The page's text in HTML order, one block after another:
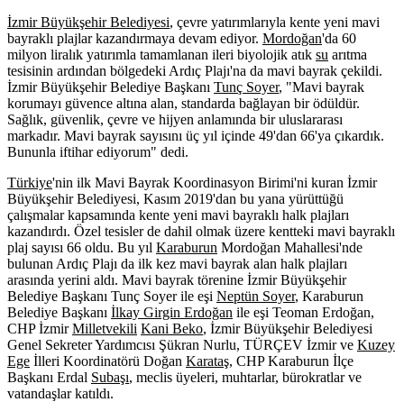
İzmir Büyükşehir Belediyesi, çevre yatırımlarıyla kente yeni mavi
bayraklı plajlar kazandırmaya devam ediyor. Mordoğan'da 60
milyon liralık yatırımla tamamlanan ileri biyolojik atık su arıtma
tesisinin ardından bölgedeki Ardıç Plajı'na da mavi bayrak çekildi.
İzmir Büyükşehir Belediye Başkanı Tunç Soyer, "Mavi bayrak
korumayı güvence altına alan, standarda bağlayan bir ödüldür.
Sağlık, güvenlik, çevre ve hijyen anlamında bir uluslararası
markadır. Mavi bayrak sayısını üç yıl içinde 49'dan 66'ya çıkardık.
Bununla iftihar ediyorum" dedi.
Türkiye'nin ilk Mavi Bayrak Koordinasyon Birimi'ni kuran İzmir
Büyükşehir Belediyesi, Kasım 2019'dan bu yana yürüttüğü
çalışmalar kapsamında kente yeni mavi bayraklı halk plajları
kazandırdı. Özel tesisler de dahil olmak üzere kentteki mavi bayraklı
plaj sayısı 66 oldu. Bu yıl Karaburun Mordoğan Mahallesi'nde
bulunan Ardıç Plajı da ilk kez mavi bayrak alan halk plajları
arasında yerini aldı. Mavi bayrak törenine İzmir Büyükşehir
Belediye Başkanı Tunç Soyer ile eşi Neptün Soyer, Karaburun
Belediye Başkanı İlkay Girgin Erdoğan ile eşi Teoman Erdoğan,
CHP İzmirMilletvekili Kani Beko, İzmir Büyükşehir Belediyesi
Genel Sekreter Yardımcısı Şükran Nurlu, TÜRÇEV İzmir ve Kuzey
Ege İlleri Koordinatörü Doğan Karataş, CHP Karaburun İlçe
Başkanı Erdal Subaşı, meclis üyeleri, muhtarlar, bürokratlar ve
vatandaşlar katıldı.